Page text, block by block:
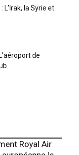
L’Irak, la Syrie et
de
Royal Air